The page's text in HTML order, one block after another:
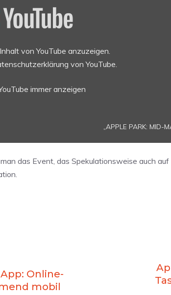
von YouTube anzuzeigen.
von YouTube.
immer anzeigen
„APPLE PARK:
das Event, das Spekulationsweise auch
Online-
mobil